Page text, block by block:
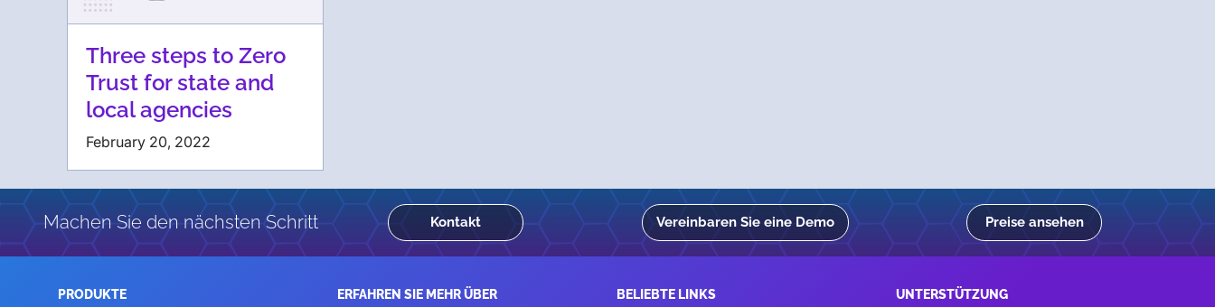
Three steps to Zero
Trust for state and
local agencies
February 20, 2022
Machen Sie den nächsten Schritt Kontakt Vereinbaren Sie eine Demo Preise ansehen
PRODUKTE ERFAHREN SIE MEHR ÜBER BELIEBTE LINKS UNTERSTÜTZUNG